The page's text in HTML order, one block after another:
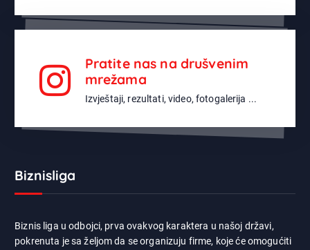
Pratite nas na drušvenim
mrežama
Izvještaji, rezultati, video, fotogalerija ...
Biznisliga
Biznis liga u odbojci, prva ovakvog karaktera u našoj državi,
pokrenuta je sa željom da se organizuju firme, koje će omogućiti